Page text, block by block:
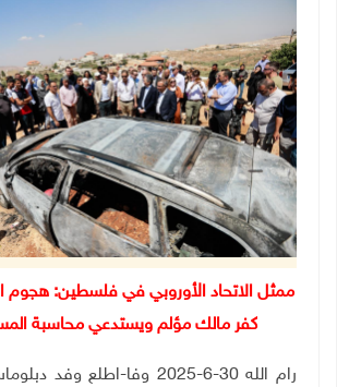
ممثل الاتحاد الأوروبي في فلسطين: هجوم
كفر مالك مؤلم ويستدعي محاسبة
رام الله 30-6-2025 وفا-اطلع